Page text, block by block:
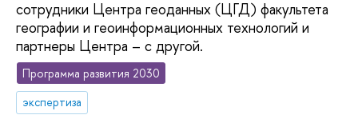
сотрудники Центра геоданных (ЦГД) факультета
географии и геоинформационных технологий и
партнеры Центра – с другой.
Программа развития 2030
экспертиза